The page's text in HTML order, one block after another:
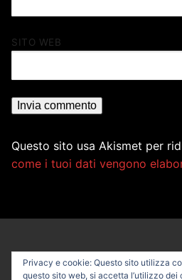
SITO WEB
Questo sito usa Akismet per
come i tuoi dati vengono
Privacy e cookie: Questo sito utilizza
questo sito web, si accetta l’utilizzo dei